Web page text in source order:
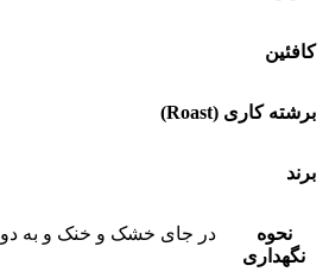
کافئین
برشته کاری (Roast)
برند
نحوه
نگهداری
در جای خشک و خنک و به